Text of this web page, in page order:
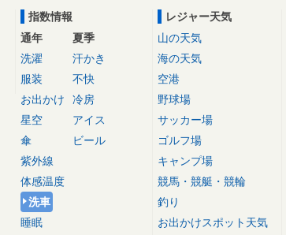
指数情報
通年
洗濯
服装
お出かけ
星空
傘
紫外線
体感温度
洗車
睡眠
夏季
汗かき
不快
冷房
アイス
ビール
レジャー天気
山の天気
海の天気
空港
野球場
サッカー場
ゴルフ場
キャンプ場
競馬・競艇・競輪
釣り
お出かけスポット天気